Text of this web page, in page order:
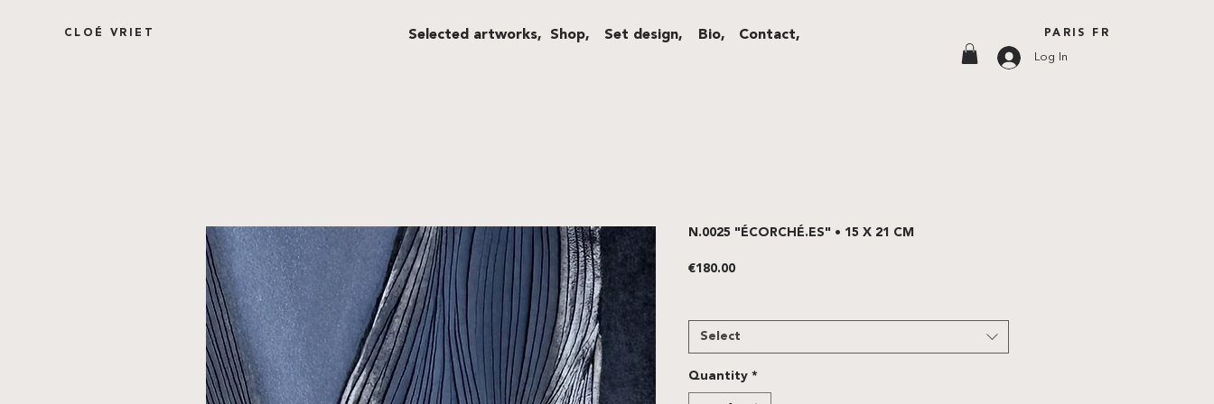
CLOÉ VRIET Contact,
Selected artworks, Shop, Set design, Bio, PARIS FR
Log In
N.0025 "ÉCORCHÉ.ES" • 15 X 21 CM
€180.00Price
Select
Quantity *